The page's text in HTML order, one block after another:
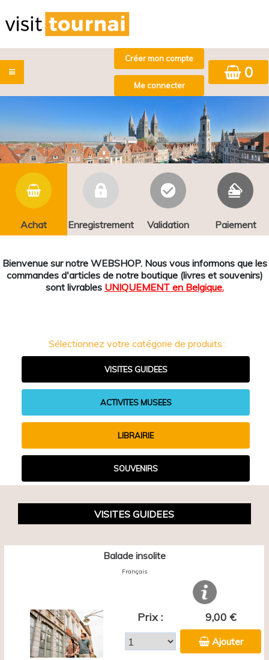
0
Achat Enregistrement Validation Paiement
Bienvenue sur notre WEBSHOP. Nous vous informons que les
commandes d'articles de notre boutique (livres et souvenirs)
sont livrables UNIQUEMENT en Belgique.
Sélectionnez votre catégorie de produits :
VISITES GUIDEES
ACTIVITES MUSEES
LIBRAIRIE
SOUVENIRS
VISITES GUIDEES
Balade insolite
Français
Prix : 9,00 €
Ajouter